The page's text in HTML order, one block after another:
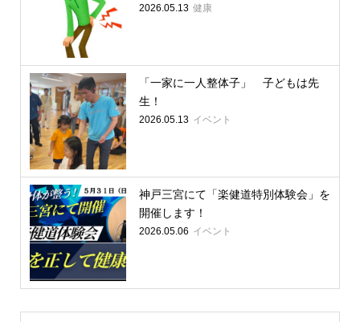
2026.05.13 健康
「一家に一人整体子」 子どもは先
生！
2026.05.13 イベント
神戸三宮にて「楽健道特別体験会」を
開催します！
2026.05.06 イベント